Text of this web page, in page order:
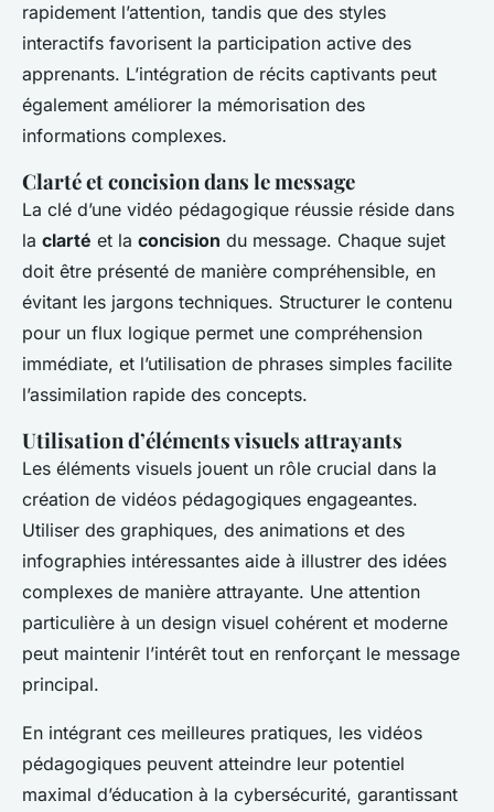
rapidement l’attention, tandis que des styles
interactifs favorisent la participation active des
apprenants. L’intégration de récits captivants peut
également améliorer la mémorisation des
informations complexes.
Clarté et concision dans le message
La clé d’une vidéo pédagogique réussie réside dans
la clarté et la concision du message. Chaque sujet
doit être présenté de manière compréhensible, en
évitant les jargons techniques. Structurer le contenu
pour un flux logique permet une compréhension
immédiate, et l’utilisation de phrases simples facilite
l’assimilation rapide des concepts.
Utilisation d’éléments visuels attrayants
Les éléments visuels jouent un rôle crucial dans la
création de vidéos pédagogiques engageantes.
Utiliser des graphiques, des animations et des
infographies intéressantes aide à illustrer des idées
complexes de manière attrayante. Une attention
particulière à un design visuel cohérent et moderne
peut maintenir l’intérêt tout en renforçant le message
principal.
En intégrant ces meilleures pratiques, les vidéos
pédagogiques peuvent atteindre leur potentiel
maximal d’éducation à la cybersécurité, garantissant